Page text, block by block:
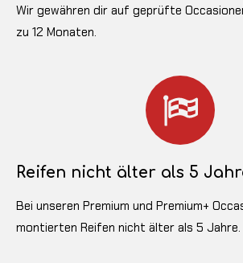
Wir gewähren dir auf geprüfte
zu 12 Monaten.
Reifen nicht älter als 5
Bei unseren Premium und Premium+
montierten Reifen nicht älter als 5 Jahre.